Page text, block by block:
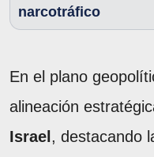
narcotráfico
En el plano
alineación
Israel , destacando